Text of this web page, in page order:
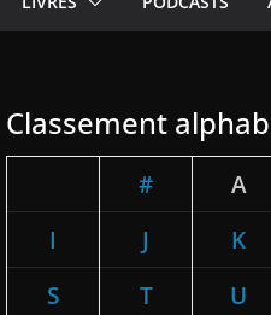
Classement
# A
I
J K
S
T U